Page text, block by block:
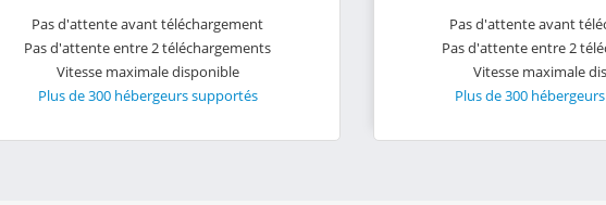
Pas d'attente avant téléchargement
Pas d'attente entre 2 téléchargements
Vitesse maximale disponible
Plus de 300 hébergeurs supportés
Pas d'attente avant
Pas d'attente entre 2
Vitesse maximale
Plus de 300